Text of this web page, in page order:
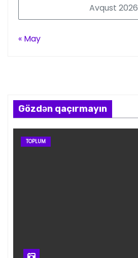
Avqust 2026
« May
Gözdən qaçırmayın
TOPLUM